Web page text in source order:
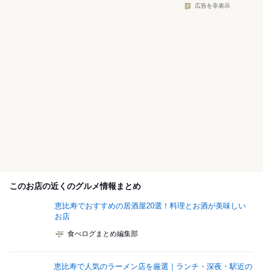
広告を非表示
このお店の近くのグルメ情報まとめ
恵比寿でおすすめの居酒屋20選！料理とお酒が美味しい
お店
食べログまとめ編集部
恵比寿で人気のラーメン店を厳選｜ランチ・深夜・駅近の